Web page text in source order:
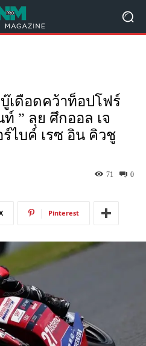
เดือดคว้าท็อปโฟร์
” ลุย ศึกออล เจ
ไบค์ เรซ อิน คิวชู
0
71
Pinterest